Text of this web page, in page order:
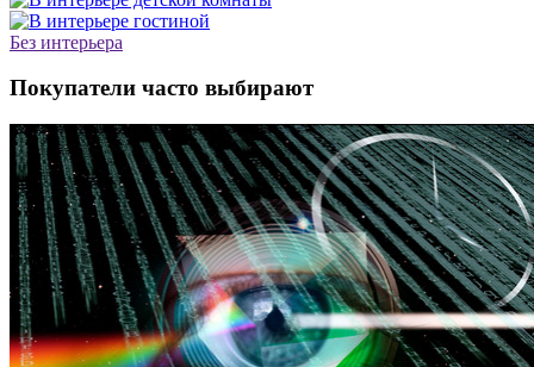
Без интерьера
Покупатели часто выбирают